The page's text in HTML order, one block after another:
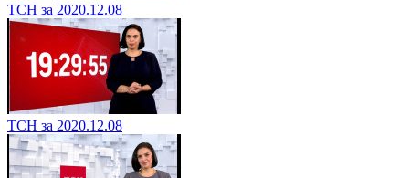
ТСН за 2020.12.08
ТСН за 2020.12.08